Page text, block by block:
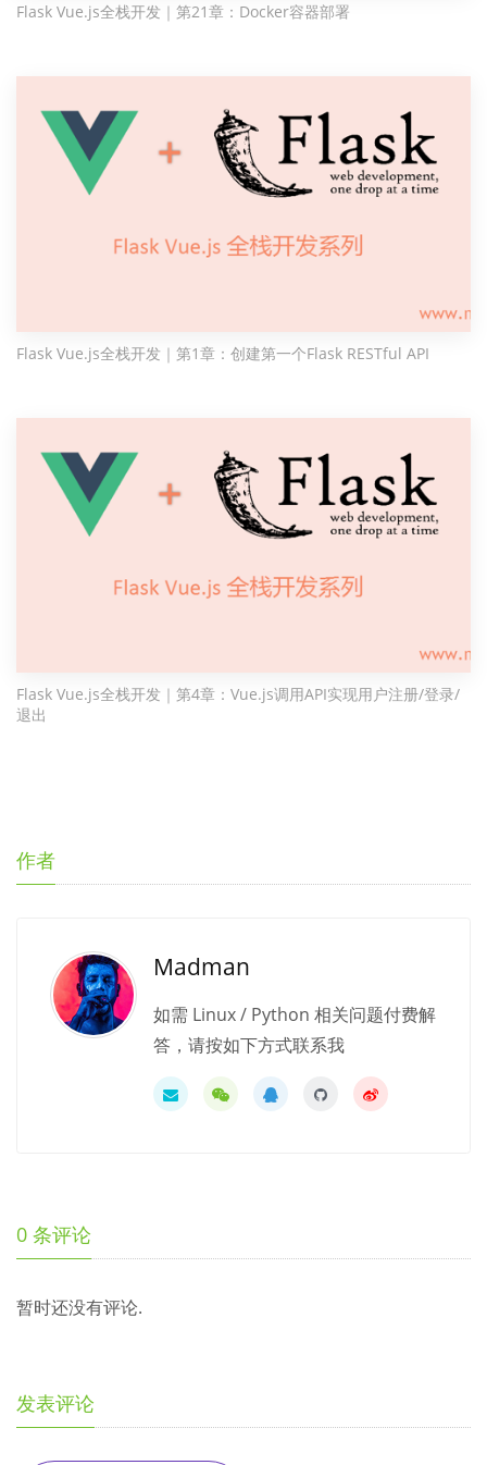
Flask Vue.js全栈开发｜第21章：Docker容器部署
Flask Vue.js全栈开发｜第1章：创建第一个Flask RESTful API
Flask Vue.js全栈开发｜第4章：Vue.js调用API实现用户注册/登录/
退出
作者
Madman
如需 Linux / Python 相关问题付费解
答，请按如下方式联系我
0 条评论
暂时还没有评论.
发表评论